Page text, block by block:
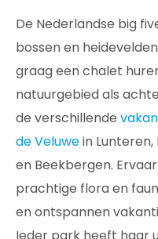
De Nederlandse big
bossen en
graag een chalet
natuurgebied als
de verschillende
de Veluwein
en Beekbergen.
prachtige flora en
en ontspannen